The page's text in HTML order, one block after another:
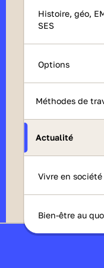
Histoire, géo,
SES
Options
Méthodes de
Actualité
Vivre en société
Bien-être au